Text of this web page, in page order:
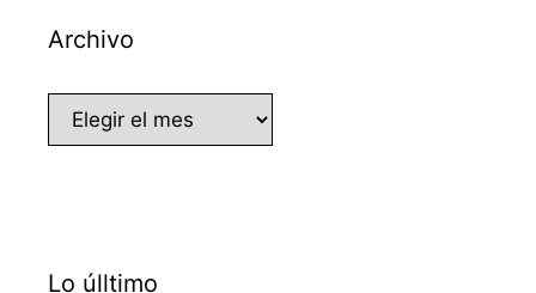
Archivo
Archivo
Lo úlltimo